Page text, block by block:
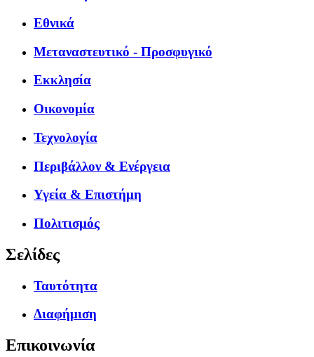
Εθνικά
Μεταναστευτικό - Προσφυγικό
Εκκλησία
Οικονομία
Τεχνολογία
Περιβάλλον & Ενέργεια
Υγεία & Επιστήμη
Πολιτισμός
Σελίδες
Ταυτότητα
Διαφήμιση
Επικοινωνία